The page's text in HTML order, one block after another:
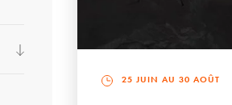
25 JUIN AU 30 AOÛT